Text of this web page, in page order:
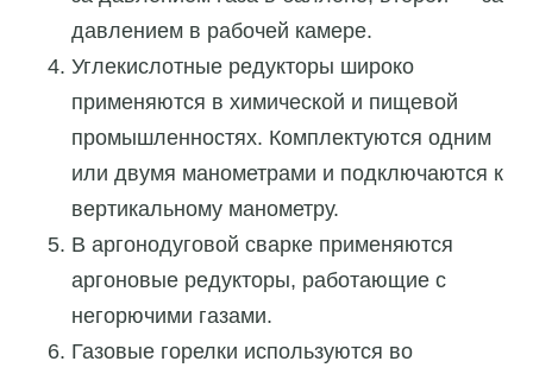
давлением в рабочей камере.
Углекислотные редукторы широко
применяются в химической и пищевой
промышленностях. Комплектуются одним
или двумя манометрами и подключаются к
вертикальному манометру.
В аргонодуговой сварке применяются
аргоновые редукторы, работающие с
негорючими газами.
Газовые горелки используются во